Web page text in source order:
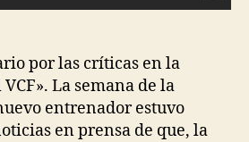
por las críticas en la
La semana de la
entrenador estuvo
en prensa de que, la